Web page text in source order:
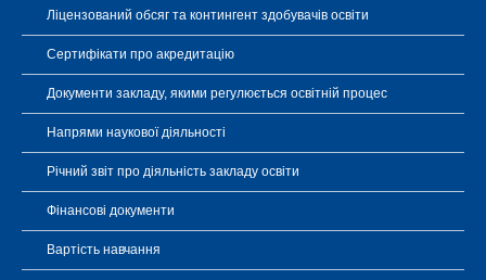
Ліцензований обсяг та контингент здобувачів освіти
Сертифікати про акредитацію
Документи закладу, якими регулюється освітній процес
Напрями наукової діяльності
Річний звіт про діяльність закладу освіти
Фінансові документи
Вартість навчання